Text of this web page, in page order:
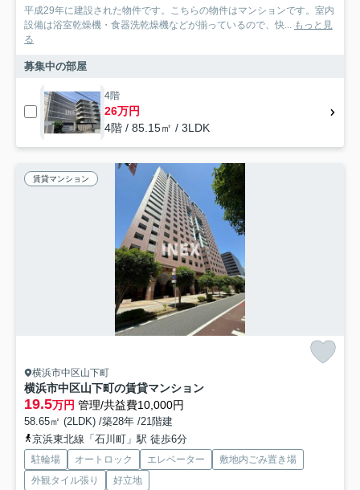
平成29年に建設された物件です。こちらの物件はマンションです。室内
設備は浴室乾燥機・食器洗乾燥機などが揃っているので、快...
もっと見
る
募集中の部屋
4階
26万円
4階 / 85.15㎡ / 3LDK
賃貸マンション
横浜市中区山下町
横浜市中区山下町の賃貸マンション
19.5万円 管理/共益費10,000円
58.65㎡ (2LDK) /築28年 /21階建
京浜東北線「石川町」駅 徒歩6分
駐輪場 オートロック エレベーター
敷地内ごみ置き場
外観タイル張り
好立地